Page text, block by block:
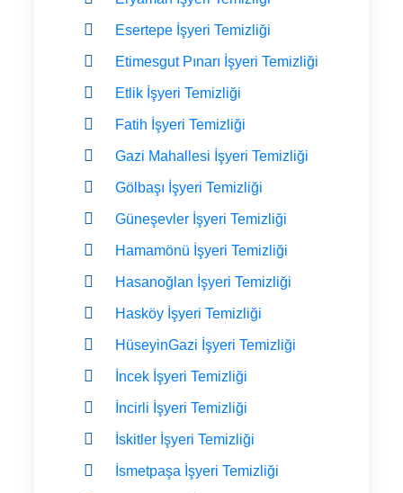
Esertepe İşyeri Temizliği
Etimesgut Pınarı İşyeri Temizliği
Etlik İşyeri Temizliği
Fatih İşyeri Temizliği
Gazi Mahallesi İşyeri Temizliği
Gölbaşı İşyeri Temizliği
Güneşevler İşyeri Temizliği
Hamamönü İşyeri Temizliği
Hasanoğlan İşyeri Temizliği
Hasköy İşyeri Temizliği
HüseyinGazi İşyeri Temizliği
İncek İşyeri Temizliği
İncirli İşyeri Temizliği
İskitler İşyeri Temizliği
İsmetpaşa İşyeri Temizliği